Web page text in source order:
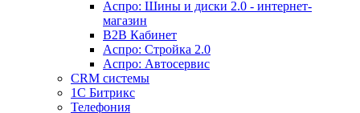
Аспро: Шины и диски 2.0 - интернет-
магазин
B2B Кабинет
Аспро: Стройка 2.0
Аспро: Автосервис
CRM системы
1С Битрикс
Телефония